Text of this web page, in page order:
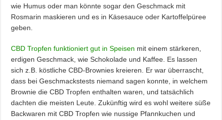
wie Humus oder man könnte sogar den Geschmack mit
Rosmarin maskieren und es in Käsesauce oder Kartoffelpüree
geben.
CBD Tropfen funktioniert gut in Speisen mit einem stärkeren,
erdigen Geschmack, wie Schokolade und Kaffee. Es lassen
sich z.B. köstliche CBD-Brownies kreieren. Er war überrascht,
dass bei Geschmackstests niemand sagen konnte, in welchem
Brownie die CBD Tropfen enthalten waren, und tatsächlich
dachten die meisten Leute. Zukünftig wird es wohl weitere süße
Backwaren mit CBD Tropfen wie nussige Pfannkuchen und